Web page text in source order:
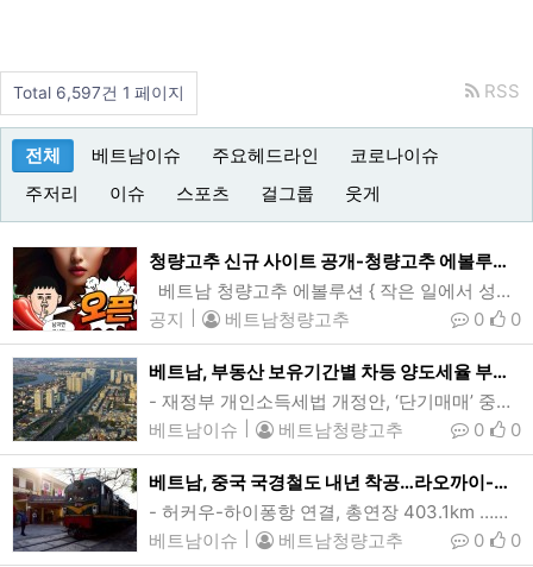
Total 6,597건 1 페이지 RSS
전체 베트남이슈 주요헤드라인
코로나이슈
주저리
이슈 스포츠 걸그룹 웃게
청량고추 신규 사이트 공개-청량고추 에볼루션-
베트남 청량고추 에볼루션 { 작은 일에서 성장할 능력이 있는 사람에게 큰일이 주어진다 Big jobs usually go to the menwho prove their ability the outgrow small ones } 청량고추 에볼루션 진화하는 고추 …
공지
베트남청량고추 0
0
베트남, 부동산 보유기간별 차등 양도세율 부과안 ‘좌초’
- 재정부 개인소득세법 개정안, ‘단기매매’ 중과…투기방지·시장안정 목적- 법무부 “토지관리·세제 등 정책준비 미흡…현실성 없다” 반대호치민 투득시 보응웬지압길 일대 전경. 베트남이 투기세력 억제 및 부동산시장 안정을 위해 추진해온 부동산 보유기간별 차등 양도세율 적용안이 시스템 미비로 무산될 상황을 맞았다. (사진=VnExpress/Quynh Tran)[인사이드비나=호치민, 투 탄(Thu thanh) 기자] 베트남이 투기세력을 막고, 부동산시장 안정을 위해 추진해온 부동산 보유기간별 차등 양도세율 적용안이 이를 …
베트남이슈
베트남청량고추 0
0
베트남, 중국 국경철도 내년 착공…라오까이-하노이-하이퐁 노선
- 허커우-하이퐁항 연결, 총연장 403.1km …사업비 194.9조동(76.2억달러)- 2030년 완공계획…지하철 포함 국가 전체 철도망 연결시 경제효과 982억달러 기대베트남이 내년중 북부 중국 접경지 연결 철도사업 착공을 추진하고 있다. 정부가 추진중인 라오까이-하노이-하이퐁 철도는 중국 윈난성 허커우-라오까이 국경부터 하이퐁항까지, 수도 하노이를 비롯해 9개 성·시를 통과하는 총연장 403.1km의 국경철도다. (사진=VnExpress/Giang Huy)[인사이드비나=하노이, 떤 풍(Tan phung) 기자] 베트남…
베트남이슈
베트남청량고추 0
0